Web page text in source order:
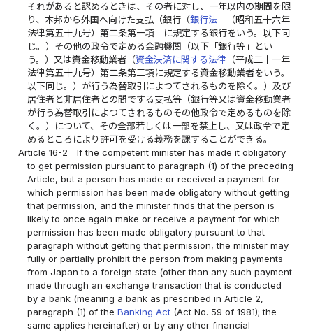
それがあると認めるときは、その者に対し、一年以内の期間を限
り、本邦から外国へ向けた支払（銀行（銀行法 （昭和五十六年
法律第五十九号）第二条第一項 に規定する銀行をいう。以下同
じ。）その他の政令で定める金融機関（以下「銀行等」とい
う。）又は資金移動業者（資金決済に関する法律 （平成二十一年
法律第五十九号）第二条第三項に規定する資金移動業者をいう。
以下同じ。）が行う為替取引によつてされるものを除く。）及び
居住者と非居住者との間でする支払等（銀行等又は資金移動業者
が行う為替取引によつてされるものその他政令で定めるものを除
く。）について、その全部若しくは一部を禁止し、又は政令で定
めるところにより許可を受ける義務を課することができる。
Article 16-2
If the competent minister has made it obligatory
to get permission pursuant to paragraph (1) of the preceding
Article, but a person has made or received a payment for
which permission has been made obligatory without getting
that permission, and the minister finds that the person is
likely to once again make or receive a payment for which
permission has been made obligatory pursuant to that
paragraph without getting that permission, the minister may
fully or partially prohibit the person from making payments
from Japan to a foreign state (other than any such payment
made through an exchange transaction that is conducted
by a bank (meaning a bank as prescribed in Article 2,
paragraph (1) of theBanking Act (Act No. 59 of 1981); the
same applies hereinafter) or by any other financial